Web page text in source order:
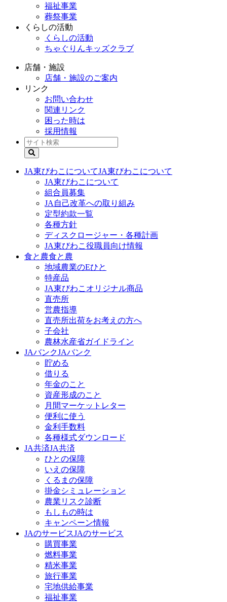
福祉事業
葬祭事業
くらしの活動
くらしの活動
ちゃぐりんキッズクラブ
店舗・施設
店舗・施設のご案内
リンク
お問い合わせ
関連リンク
困った時は
採用情報
JA東びわこについてJA東びわこについて
JA東びわこについて
組合員募集
JA自己改革への取り組み
定型約款一覧
各種方針
ディスクロージャー・各種計画
JA東びわこ役職員向け情報
食と農食と農
地域農業のEひと
特産品
JA東びわこオリジナル商品
直売所
営農指導
直売所出荷をお考えの方へ
子会社
農林水産省ガイドライン
JAバンクJAバンク
貯める
借りる
年金のこと
資産形成のこと
月間マーケットレター
便利に使う
金利手数料
各種様式ダウンロード
JA共済JA共済
ひとの保障
いえの保障
くるまの保障
掛金シミュレーション
農業リスク診断
もしもの時は
キャンペーン情報
JAのサービスJAのサービス
購買事業
燃料事業
精米事業
旅行事業
宅地供給事業
福祉事業